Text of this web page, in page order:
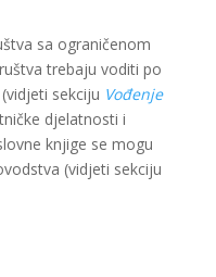
sa ograničenom
trebaju voditi po
sekciju Vođenje
djelatnosti i
knjige se mogu
(vidjeti sekciju